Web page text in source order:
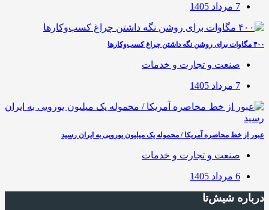
7 مرداد 1405
۴۰۰ مگاوات برای روشن نگه داشتن چراغ کسب‌وکار‌ها
صنعت و تجارت و خدمات
7 مرداد 1405
عبور از خط محاصره آمریکا / محموله یک میلیون یورویی به ایران رسید
صنعت و تجارت و خدمات
6 مرداد 1405
درباره شیش‌تا